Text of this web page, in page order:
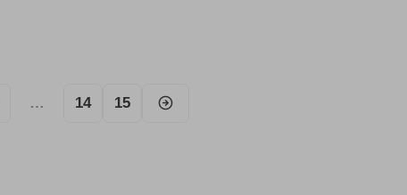
… 14 15